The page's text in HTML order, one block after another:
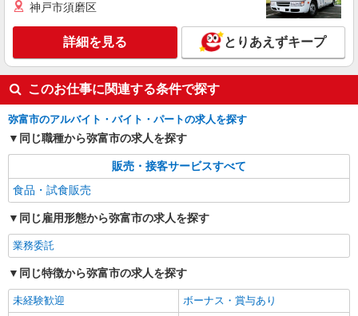
神戸市須磨区
詳細を見る とりあえずキープ
このお仕事に関連する条件で探す
弥富市のアルバイト・バイト・パートの求人を探す
同じ職種から弥富市の求人を探す
販売・接客サービスすべて
食品・試食販売
同じ雇用形態から弥富市の求人を探す
業務委託
同じ特徴から弥富市の求人を探す
未経験歓迎
ボーナス・賞与あり